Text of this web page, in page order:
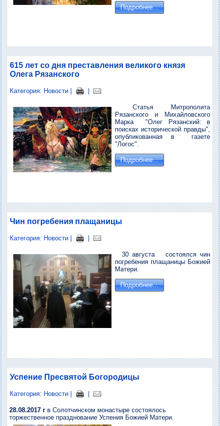
Подробнее...
615 лет со дня преставления великого князя
Олега Рязанского
Категория: Новости | |
Статья Митрополита
Рязанского и Михайловского
Марка "Олег Рязанский: в
поисках исторической правды",
опубликованная в газете
"Логос".
Подробнее...
Чин погребения плащаницы
Категория: Новости | |
30 августа состоялся чин
погребения плащаницы Божией
Матери.
Подробнее...
Успение Пресвятой Богородицы
Категория: Новости | |
28.08.2017г в Солотчинском монастыре состоялось
торжественное празднование Успения Божией Матери.